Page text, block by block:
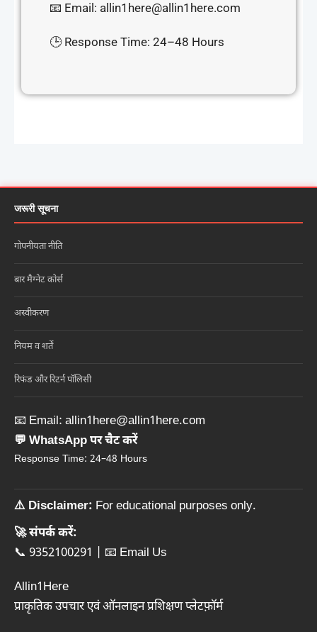
📧 Email: allin1here@allin1here.com
🕒 Response Time: 24–48 Hours
जरूरी सूचना
गोपनीयता नीति
बार मैग्नेट कोर्स
अस्वीकरण
नियम व शर्तें
रिफंड और रिटर्न पॉलिसी
📧 Email: allin1here@allin1here.com
💬 WhatsApp पर चैट करें
Response Time: 24–48 Hours
⚠️ Disclaimer: For educational purposes only.
🚀 संपर्क करें:
📞 9352100291
📧 Email Us
Allin1Here
प्राकृतिक उपचार एवं ऑनलाइन प्रशिक्षण प्लेटफ़ॉर्म